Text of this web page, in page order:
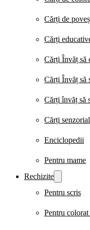
Cărți de
Cărți
Cărți Învăț să
Cărți Învăț să
Cărți învăț să
Cărți
Enciclopedii
Pentru mame
Rechizite
Pentru scris
Pentru